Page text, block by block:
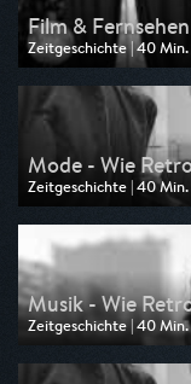
Film &
Zeitgeschichte | 40 Min.
Ausgestrahlt von 3sat
am 30.05.2026, 19:20
Mode - Wie
Zeitgeschichte | 40 Min.
Ausgestrahlt von 3sat
am 23.05.2026, 19:20
Musik - Wie
Zeitgeschichte | 40 Min.
Ausgestrahlt von 3sat
am 16.05.2026, 19:20